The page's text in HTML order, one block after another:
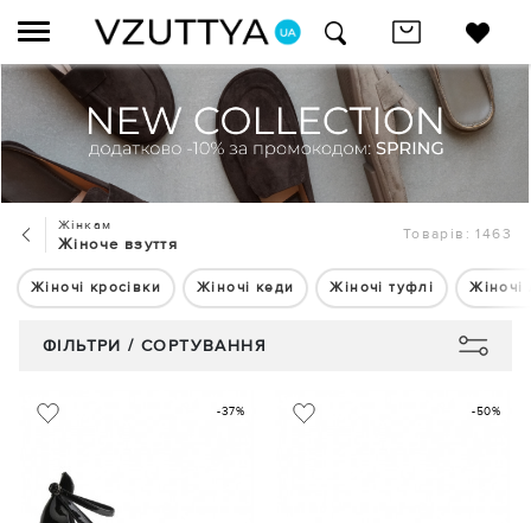
Жінкам
Жіноче взуття
Товарів: 1463
Жіночі кросівки Жіночі кеди Жіночі туфлі
ФІЛЬТРИ / СОРТУВАННЯ
-37% -50%